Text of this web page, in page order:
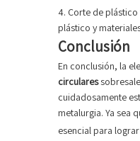
4. Corte de
plástico y
Conclusión
En conclusión, la
circulares
cuidadosamente
metalurgia. Ya sea
esencial para